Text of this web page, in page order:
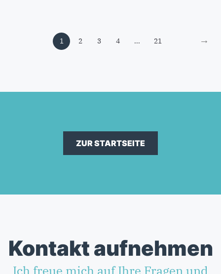
1 2 3 4 ... 21 →
ZUR STARTSEITE
Kontakt aufnehmen
Ich freue mich auf Ihre Fragen und